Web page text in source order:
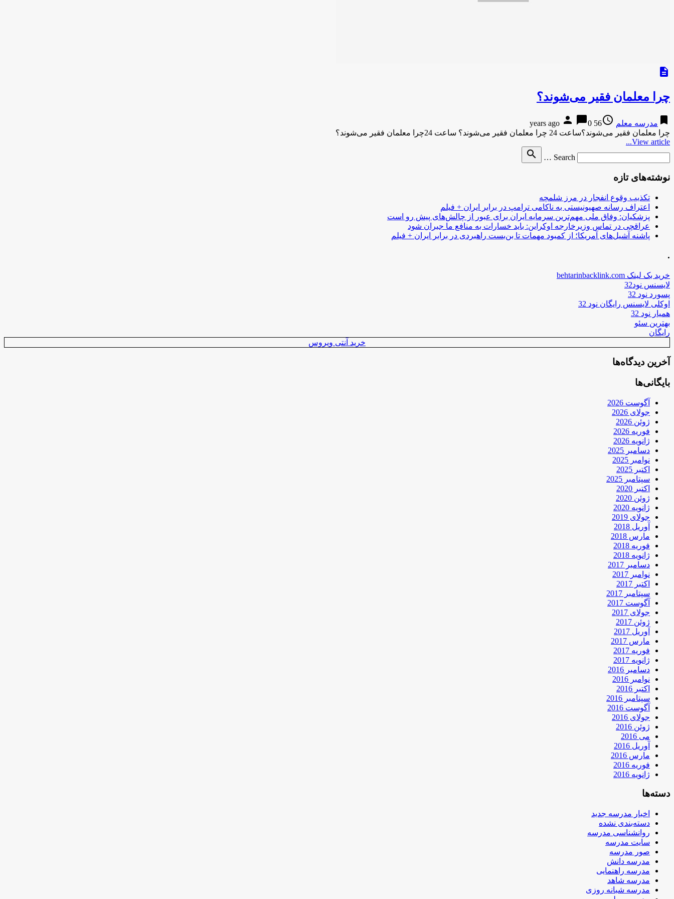
description
چرا معلمان فقیر می‌شوند؟
bookmark مدرسه معلم access_time
56 years ago
person chat_bubble0
چرا معلمان فقیر می‌شوند؟ساعت 24 چرا معلمان فقیر می‌شوند؟ ساعت 24چرا معلمان فقیر می‌شوند؟
View article...
Search …
search
نوشته‌های تازه
تکذیب وقوع انفجار در مرز شلمچه
اعتراف رسانه صهیونیستی به ناکامی ترامپ در برابر ایران + فیلم
پزشکیان: وفاق ملی مهم‌ترین سرمایه ایران برای عبور از چالش‌های پیش رو است
عراقچی در تماس وزیرخارجه اوکراین: باید خسارات به منافع ما جبران شود
پاشنه آشیل‌های آمریکا؛ از کمبود مهمات تا بن‌بست راهبردی در برابر ایران + فیلم
.
خرید بک لینک behtarinbacklink.com
لایسنس نود32
پسورد نود 32
اوکلی لایسنس رایگان نود 32
همیار نود 32
بهترین سئو
رایگان
خرید آنتی ویروس
آخرین دیدگاه‌ها
بایگانی‌ها
آگوست 2026
جولای 2026
ژوئن 2026
فوریه 2026
ژانویه 2026
دسامبر 2025
نوامبر 2025
اکتبر 2025
سپتامبر 2025
اکتبر 2020
ژوئن 2020
ژانویه 2020
جولای 2019
آوریل 2018
مارس 2018
فوریه 2018
ژانویه 2018
دسامبر 2017
نوامبر 2017
اکتبر 2017
سپتامبر 2017
آگوست 2017
جولای 2017
ژوئن 2017
آوریل 2017
مارس 2017
فوریه 2017
ژانویه 2017
دسامبر 2016
نوامبر 2016
اکتبر 2016
سپتامبر 2016
آگوست 2016
جولای 2016
ژوئن 2016
می 2016
آوریل 2016
مارس 2016
فوریه 2016
ژانویه 2016
دسته‌ها
اخبار مدرسه جدید
دسته‌بندی نشده
روانشناسی مدرسه
سایت مدرسه
صور مدرسه
مدرسه دانش
مدرسه راهنمایی
مدرسه شاهد
مدرسه شبانه روزی